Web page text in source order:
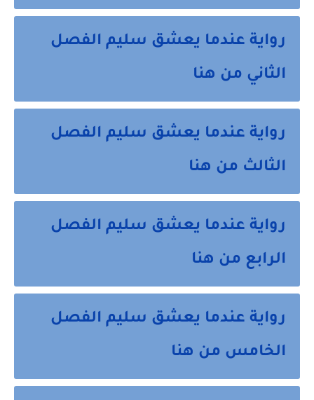
رواية عندما يعشق سليم الفصل
الثاني من هنا
رواية عندما يعشق سليم الفصل
الثالث من هنا
رواية عندما يعشق سليم الفصل
الرابع من هنا
رواية عندما يعشق سليم الفصل
الخامس من هنا